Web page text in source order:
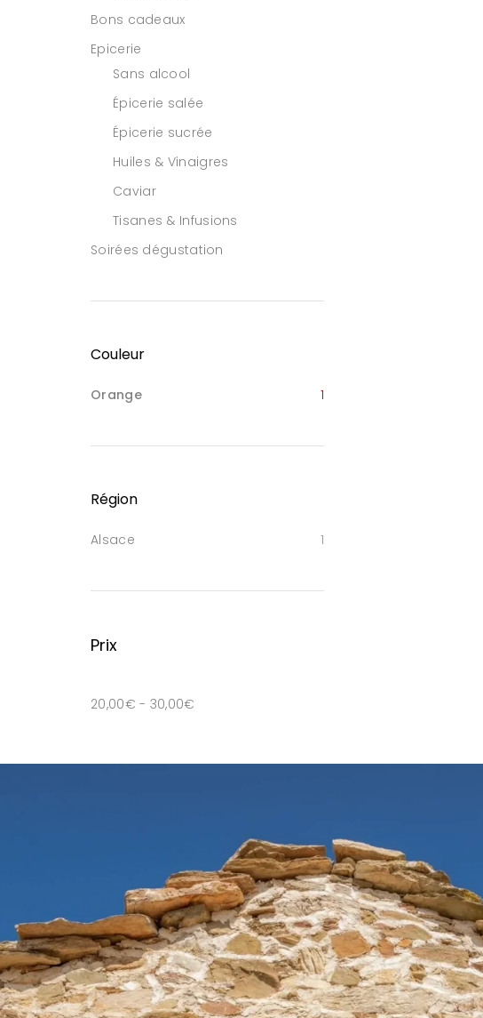
Bons cadeaux
Epicerie
Sans alcool
Épicerie salée
Épicerie sucrée
Huiles & Vinaigres
Caviar
Tisanes & Infusions
Soirées dégustation
Couleur
Orange 1
Région
Alsace 1
Prix
20,00€ - 30,00€